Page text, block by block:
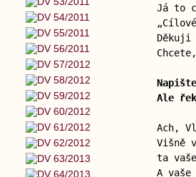
Já to
Ale
Ach,
Višně
ta
A